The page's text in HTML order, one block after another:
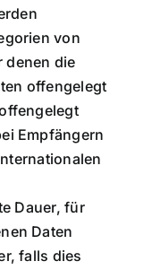
von
denen die
offengelegt
Empfängern
Dauer, für
Daten
falls dies